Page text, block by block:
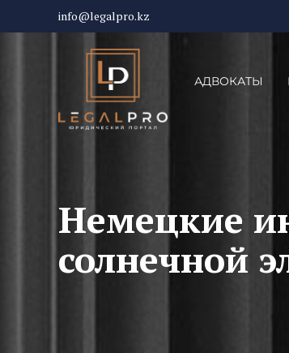
info@legalpro.kz
АДВОКАТЫ
Немецкие
солнечной